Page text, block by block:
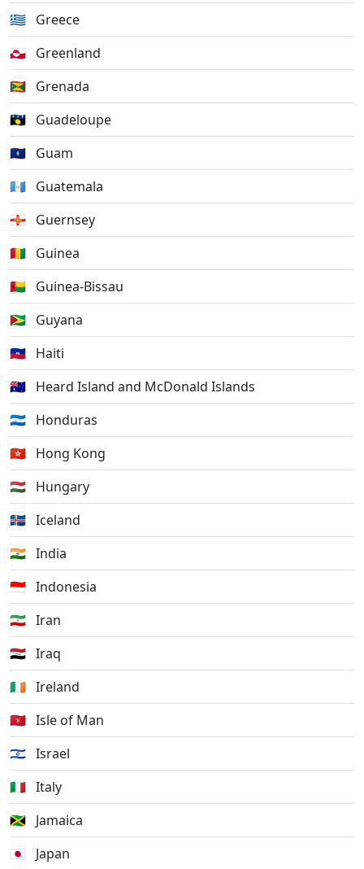
🇬🇷 Greece
🇬🇱 Greenland
🇬🇩 Grenada
🇬🇵 Guadeloupe
🇬🇺 Guam
🇬🇹 Guatemala
🇬🇬 Guernsey
🇬🇳 Guinea
🇬🇼 Guinea-Bissau
🇬🇾 Guyana
🇭🇹 Haiti
🇭🇲 Heard Island and McDonald Islands
🇭🇳 Honduras
🇭🇰 Hong Kong
🇭🇺 Hungary
🇮🇸 Iceland
🇮🇳 India
🇮🇩 Indonesia
🇮🇷 Iran
🇮🇶 Iraq
🇮🇪 Ireland
🇮🇲 Isle of Man
🇮🇱 Israel
🇮🇹 Italy
🇯🇲 Jamaica
🇯🇵
Japan